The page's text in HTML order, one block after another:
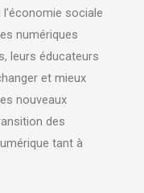
l’économie sociale
numériques
leurs éducateurs
et mieux
nouveaux
des
tant à